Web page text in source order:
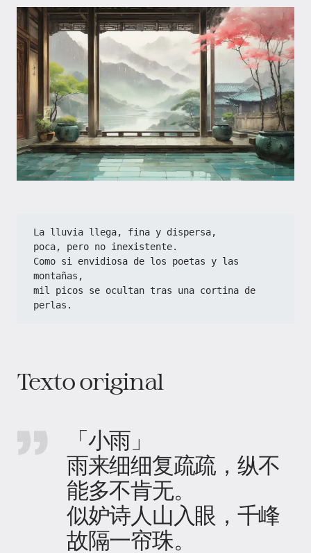
La lluvia llega, fina y dispersa,
poca, pero no inexistente.
Como si envidiosa de los poetas y las
montañas,
mil picos se ocultan tras una cortina de
perlas.
Texto original
「小雨」
雨来细细复疏疏，纵不
能多不肯无。
似妒诗人山入眼，千峰
故隔一帘珠。